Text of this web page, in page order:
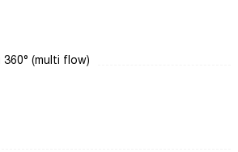
(multi flow)